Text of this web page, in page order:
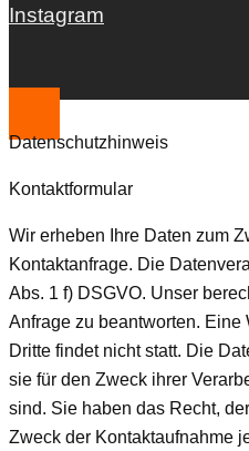
Instagram
Datenschutzhinweis
Kontaktformular
Wir erheben Ihre Daten zum
Kontaktanfrage. Die
Abs. 1 f) DSGVO. Unser
Anfrage zu beantworten. Eine
Dritte findet nicht statt. Die
sie für den Zweck ihrer
sind. Sie haben das Recht,
Zweck der Kontaktaufnahme